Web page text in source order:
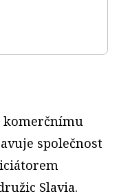
komerčnímu
společnost
Slavia.